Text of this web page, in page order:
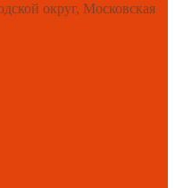
округ, Московская